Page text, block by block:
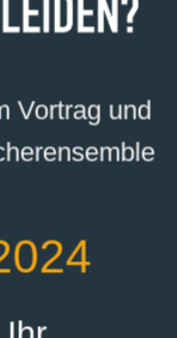
Vortrag und